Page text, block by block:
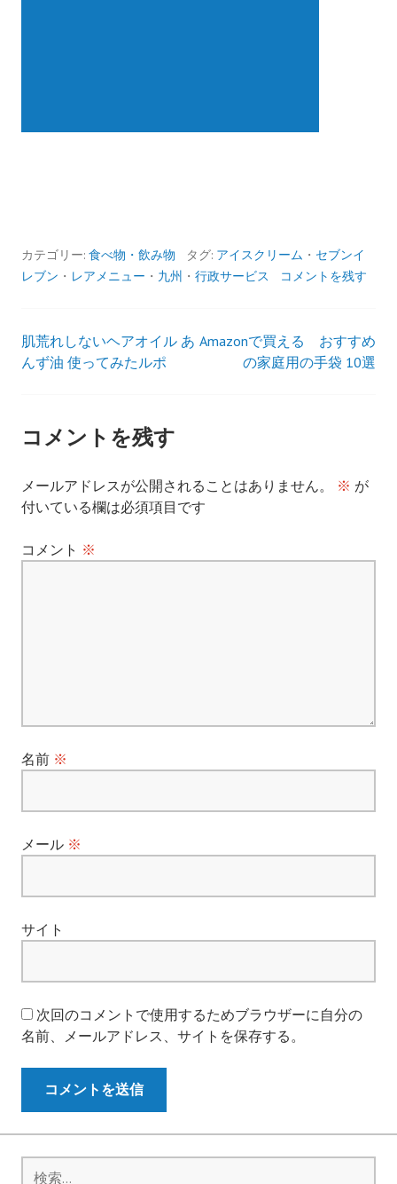
カテゴリー: 食べ物・飲み物 タグ: アイスクリーム ・ セブンイ
レブン ・ レアメニュー ・ 九州 ・ 行政サービス コメントを残す
投
ナ
ビ
ゲ
ー
肌荒れしないヘアオイル あ
んず油 使ってみたルポ
Amazonで買える おすすめ
の家庭用の手袋 10選
コメントを残す
メールアドレスが公開されることはありません。 ※ が
付いている欄は必須項目です
コメント ※
名前 ※
メール ※
サイト
次回のコメントで使用するためブラウザーに自分の
名前、メールアドレス、サイトを保存する。